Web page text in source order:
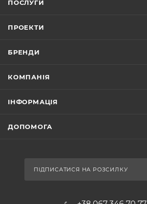
ПОСЛУГИ
ПРОЕКТИ
БРЕНДИ
КОМПАНІЯ
ІНФОРМАЦІЯ
ДОПОМОГА
ПІДПИСАТИСЯ НА РОЗСИЛКУ